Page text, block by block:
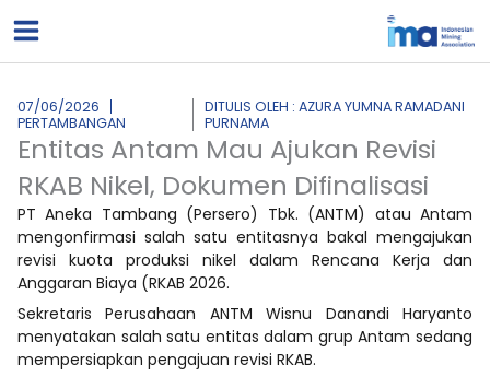
ke
07/06/2026
PERTAMBANGAN
DITULIS OLEH : AZURA YUMNA RAMADANI
PURNAMA
Entitas Antam Mau Ajukan Revisi
RKAB Nikel, Dokumen Difinalisasi
PT Aneka Tambang (Persero) Tbk. (ANTM) atau Antam
mengonfirmasi salah satu entitasnya bakal mengajukan
revisi kuota produksi nikel dalam Rencana Kerja dan
Anggaran Biaya (RKAB 2026.
Sekretaris Perusahaan ANTM Wisnu Danandi Haryanto
menyatakan salah satu entitas dalam grup Antam sedang
mempersiapkan pengajuan revisi RKAB.